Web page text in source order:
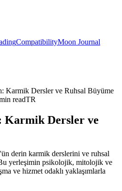
CompatibilityMoon Journal
Karmik Dersler ve Ruhsal Büyüme
readTR
Karmik Dersler ve
derin karmik derslerini ve ruhsal
yerleşimin psikolojik, mitolojik ve
ve hizmet odaklı yaklaşımlarla